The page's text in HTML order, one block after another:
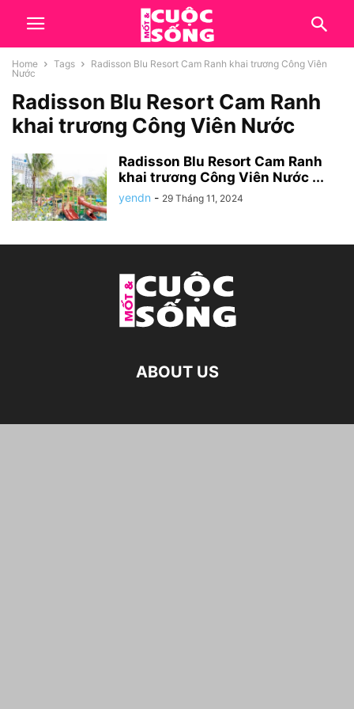
Home Tags
Radisson Blu Resort Cam Ranh khai trương Công Viên
Nước
Radisson Blu Resort Cam Ranh
khai trương Công Viên Nước
Radisson Blu Resort Cam Ranh
khai trương Công Viên Nước ...
yendn - 29 Tháng 11, 2024
ABOUT US